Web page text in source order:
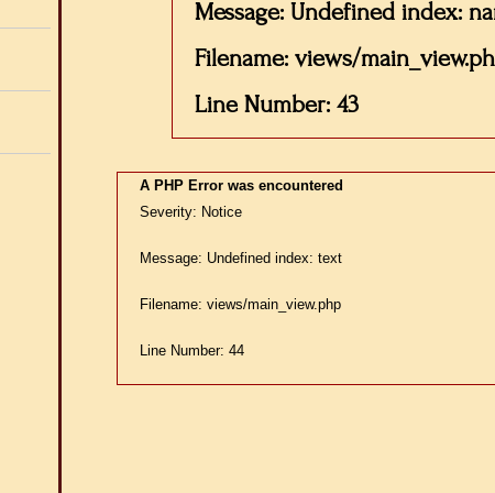
Message: Undefined index:
Filename: views/
Line Number: 43
A PHP Error was encountered
Severity: Notice
Message: Undefined index: text
Filename: views/main_view.php
Line Number: 44